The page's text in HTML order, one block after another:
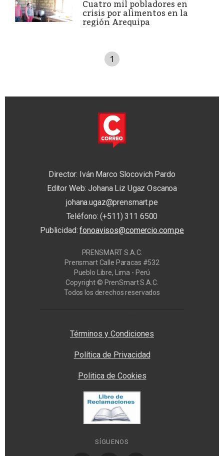
Cuatro mil pobladores en
crisis por alimentos en la
región Arequipa
1
Director: Iván Marco Slocovich Pardo
Editor Web: Johana Liz Ugaz Oscanoa
johana.ugaz@prensmart.pe
Teléfono: (+511) 311 6500
Publicidad:fonoavisos@comercio.com.pe
PRENSMART S.A.C.
Prensmart Calle Paracas #532
Pueblo Libre, Lima - Perú
Copyright © PrenSmart S.A.C.
Todos los derechos reservados
Términos y Condiciones
Política de Privacidad
Politica de Cookies
SÍGUENOS